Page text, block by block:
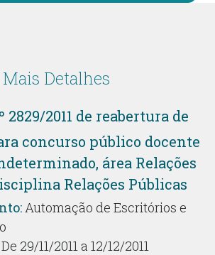
Mais Detalhes
2829/2011 de reabertura de
concurso público docente
área Relações
Relações Públicas
Automação de Escritórios e
29/11/2011 a 12/12/2011